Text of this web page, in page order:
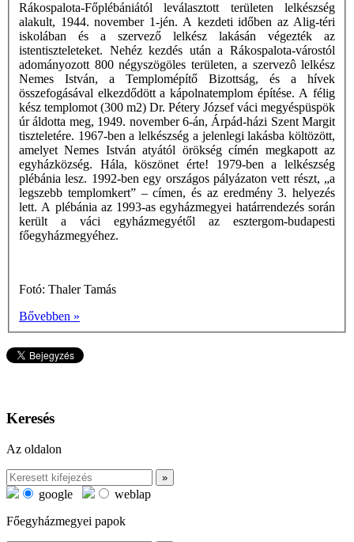
Rákospalota-Főplébániától leválasztott területen lelkészség
alakult, 1944. november 1-jén. A kezdeti időben az Alig-téri
iskolában és a szervező lelkész lakásán végezték az
istentiszteleteket. Nehéz kezdés után a Rákospalota-várostól
adományozott 800 négyszögöles területen, a szervezô lelkész
Nemes István, a Templomépítő Bizottság, és a hívek
összefogásával elkezdődött a kápolnatemplom építése. A félig
kész templomot (300 m2) Dr. Pétery József váci megyéspüspök
úr áldotta meg, 1949. november 6-án, Árpád-házi Szent Margit
tiszteletére. 1967-ben a lelkészség a jelenlegi lakásba költözött,
amelyet Nemes István atyától örökség címén megkapott az
egyházközség. Hála, köszönet érte! 1979-ben a lelkészség
plébánia lesz. 1992-ben egy országos pályázaton vett részt, „a
legszebb templomkert” – címen, és az eredmény 3. helyezés
lett. A plébánia az 1993-as egyházmegyei határrendezés során
került a váci egyházmegyétől az esztergom-budapesti
főegyházmegyéhez.
Fotó: Thaler Tamás
Bővebben »
Keresés
Az oldalon
google
weblap
Főegyházmegyei papok